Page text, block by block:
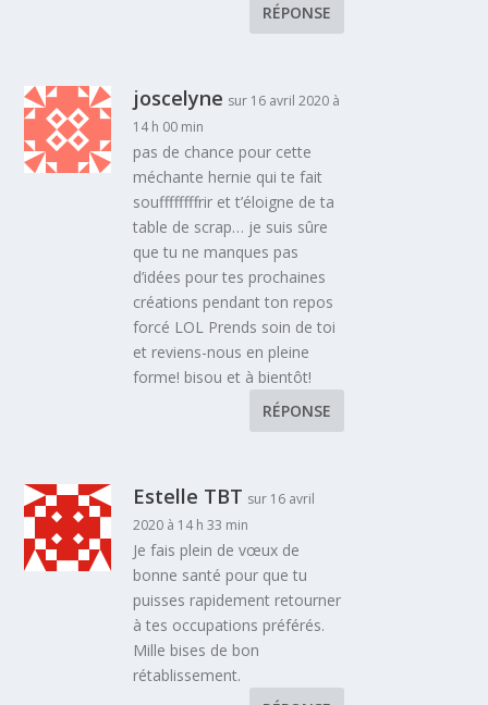
RÉPONSE
joscelyne sur 16 avril 2020 à
14 h 00 min
pas de chance pour cette
méchante hernie qui te fait
souffffffffrir et t’éloigne de ta
table de scrap… je suis sûre
que tu ne manques pas
d’idées pour tes prochaines
créations pendant ton repos
forcé LOL Prends soin de toi
et reviens-nous en pleine
forme! bisou et à bientôt!
RÉPONSE
Estelle TBT sur 16 avril
2020 à 14 h 33 min
Je fais plein de vœux de
bonne santé pour que tu
puisses rapidement retourner
à tes occupations préférés.
Mille bises de bon
rétablissement.